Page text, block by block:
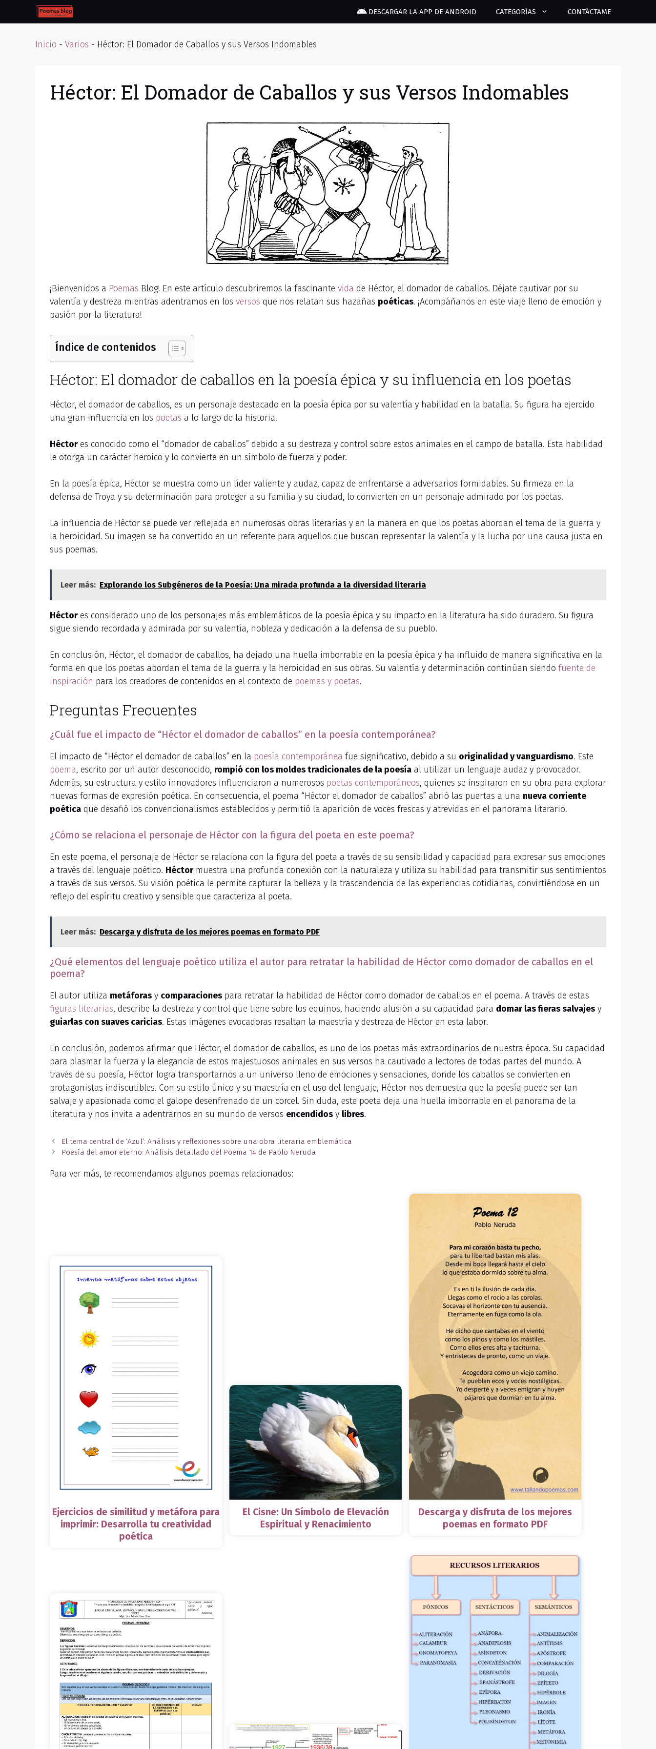
DESCARGAR LA APP DE ANDROID CATEGORÍAS CONTÁCTAME
Inicio - Varios - Héctor: El Domador de Caballos y sus Versos Indomables
Héctor: El Domador de Caballos y sus Versos Indomables
¡Bienvenidos a Poemas Blog! En este artículo descubriremos la fascinante vida de Héctor, el domador de caballos. Déjate cautivar por su
valentía y destreza mientras adentramos en los versos que nos relatan sus hazañas poéticas. ¡Acompáñanos en este viaje lleno de emoción y
pasión por la literatura!
Índice de contenidos
Héctor: El domador de caballos en la poesía épica y su influencia en los poetas
Héctor, el domador de caballos, es un personaje destacado en la poesía épica por su valentía y habilidad en la batalla. Su figura ha ejercido
una gran influencia en los poetas a lo largo de la historia.
Héctores conocido como el “domador de caballos” debido a su destreza y control sobre estos animales en el campo de batalla. Esta habilidad
le otorga un carácter heroico y lo convierte en un símbolo de fuerza y poder.
En la poesía épica, Héctor se muestra como un líder valiente y audaz, capaz de enfrentarse a adversarios formidables. Su firmeza en la
defensa de Troya y su determinación para proteger a su familia y su ciudad, lo convierten en un personaje admirado por los poetas.
La influencia de Héctor se puede ver reflejada en numerosas obras literarias y en la manera en que los poetas abordan el tema de la guerra y
la heroicidad. Su imagen se ha convertido en un referente para aquellos que buscan representar la valentía y la lucha por una causa justa en
sus poemas.
Leer más: Explorando los Subgéneros de la Poesía: Una mirada profunda a la diversidad literaria
Héctores considerado uno de los personajes más emblemáticos de la poesía épica y su impacto en la literatura ha sido duradero. Su figura
sigue siendo recordada y admirada por su valentía, nobleza y dedicación a la defensa de su pueblo.
En conclusión, Héctor, el domador de caballos, ha dejado una huella imborrable en la poesía épica y ha influido de manera significativa en la
forma en que los poetas abordan el tema de la guerra y la heroicidad en sus obras. Su valentía y determinación continúan siendo fuente de
inspiración para los creadores de contenidos en el contexto de poemas y poetas.
Preguntas Frecuentes
¿Cuál fue el impacto de “Héctor el domador de caballos” en la poesía contemporánea?
El impacto de “Héctor el domador de caballos” en la poesía contemporánea fue significativo, debido a su originalidad y vanguardismo. Este
poema, escrito por un autor desconocido, rompió con los moldes tradicionales de la poesía al utilizar un lenguaje audaz y provocador.
Además, su estructura y estilo innovadores influenciaron a numerosos poetas contemporáneos, quienes se inspiraron en su obra para explorar
nuevas formas de expresión poética. En consecuencia, el poema “Héctor el domador de caballos” abrió las puertas a una nueva corriente
poética que desafió los convencionalismos establecidos y permitió la aparición de voces frescas y atrevidas en el panorama literario.
¿Cómo se relaciona el personaje de Héctor con la figura del poeta en este poema?
En este poema, el personaje de Héctor se relaciona con la figura del poeta a través de su sensibilidad y capacidad para expresar sus emociones
a través del lenguaje poético. Héctormuestra una profunda conexión con la naturaleza y utiliza su habilidad para transmitir sus sentimientos
a través de sus versos. Su visión poética le permite capturar la belleza y la trascendencia de las experiencias cotidianas, convirtiéndose en un
reflejo del espíritu creativo y sensible que caracteriza al poeta.
Leer más: Descarga y disfruta de los mejores poemas en formato PDF
¿Qué elementos del lenguaje poético utiliza el autor para retratar la habilidad de Héctor como domador de caballos en el
poema?
El autor utiliza metáforas y comparaciones para retratar la habilidad de Héctor como domador de caballos en el poema. A través de estas
figuras literarias, describe la destreza y control que tiene sobre los equinos, haciendo alusión a su capacidad para domar las fieras salvajes y
guiarlas con suaves caricias. Estas imágenes evocadoras resaltan la maestría y destreza de Héctor en esta labor.
En conclusión, podemos afirmar que Héctor, el domador de caballos, es uno de los poetas más extraordinarios de nuestra época. Su capacidad
para plasmar la fuerza y la elegancia de estos majestuosos animales en sus versos ha cautivado a lectores de todas partes del mundo. A
través de su poesía, Héctor logra transportarnos a un universo lleno de emociones y sensaciones, donde los caballos se convierten en
protagonistas indiscutibles. Con su estilo único y su maestría en el uso del lenguaje, Héctor nos demuestra que la poesía puede ser tan
salvaje y apasionada como el galope desenfrenado de un corcel. Sin duda, este poeta deja una huella imborrable en el panorama de la
literatura y nos invita a adentrarnos en su mundo de versos encendidos y libres.
El tema central de ‘Azul’: Análisis y reflexiones sobre una obra literaria emblemática
Poesía del amor eterno: Análisis detallado del Poema 14 de Pablo Neruda
Para ver más, te recomendamos algunos poemas relacionados:
Ejercicios de similitud y metáfora para
imprimir: Desarrolla tu creatividad
poética
El Cisne: Un Símbolo de Elevación
Espiritual y Renacimiento
Descarga y disfruta de los mejores
poemas en formato PDF